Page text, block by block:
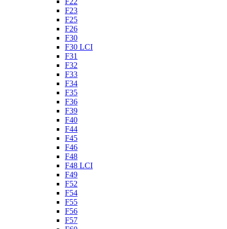
F23
F25
F26
F30
F30 LCI
F31
F32
F33
F34
F35
F36
F39
F40
F44
F45
F46
F48
F48 LCI
F49
F52
F54
F55
F56
F57